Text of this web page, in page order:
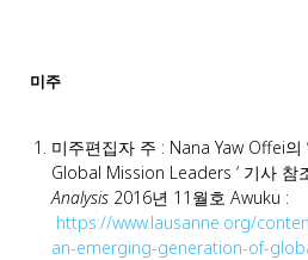
미주
미주편집자 주 : Nana Yaw Offei
Global Mission Leaders ‘ 기사 참
Analysis 2016년 11월호 Awuku :
https://www.lausanne.org/
an-emerging-generation-of-